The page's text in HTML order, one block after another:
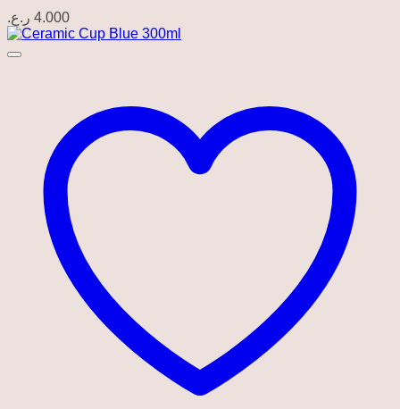
4.000 ر.ع.